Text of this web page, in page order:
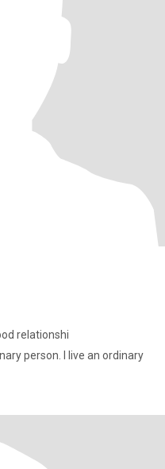
relationshi
person. I live an ordinary